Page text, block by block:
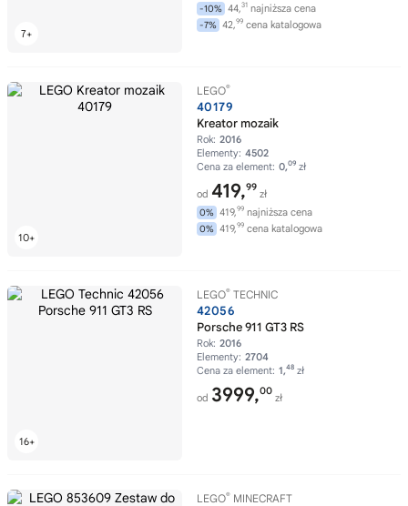
-10% 44,31 najniższa cena
-7% 42,99 cena katalogowa
LEGO®
40179
Kreator mozaik
Rok: 2016
Elementy: 4502
Cena za element: 0,09 zł
od 419,99
zł
0% 419,99 najniższa cena
0% 419,99 cena katalogowa
LEGO® TECHNIC
42056
Porsche 911 GT3 RS
Rok: 2016
Elementy: 2704
Cena za element: 1,48 zł
od 3999,00
zł
LEGO® MINECRAFT